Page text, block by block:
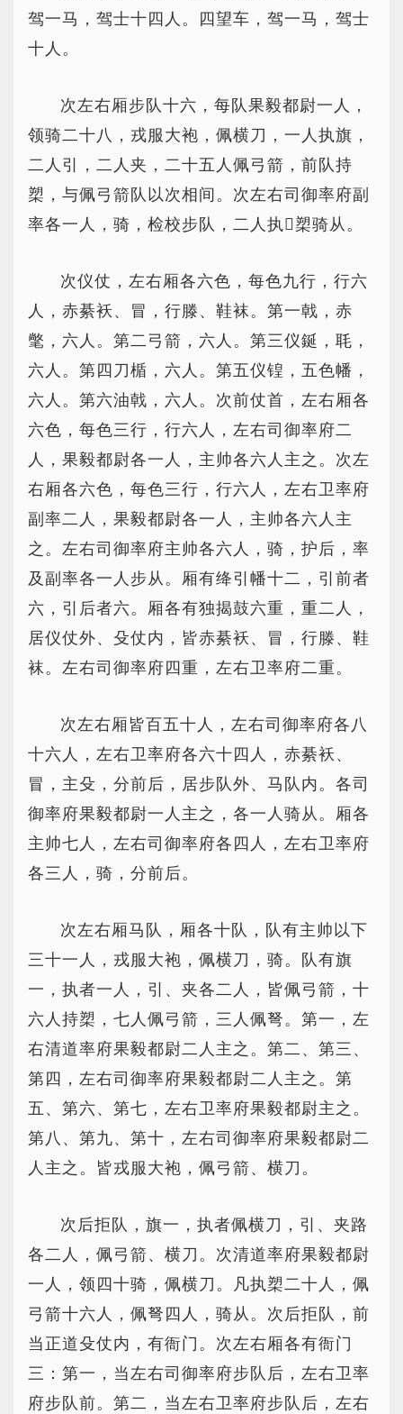
驾一马，驾士十四人。四望车，驾一马，驾士
十人。
次左右厢步队十六，每队果毅都尉一人，
领骑二十八，戎服大袍，佩横刀，一人执旗，
二人引，二人夹，二十五人佩弓箭，前队持
槊，与佩弓箭队以次相间。次左右司御率府副
率各一人，骑，检校步队，二人执槊骑从。
次仪仗，左右厢各六色，每色九行，行六
人，赤綦袄、冒，行滕、鞋袜。第一戟，赤
氅，六人。第二弓箭，六人。第三仪鋋，毦，
六人。第四刀楯，六人。第五仪锽，五色幡，
六人。第六油戟，六人。次前仗首，左右厢各
六色，每色三行，行六人，左右司御率府二
人，果毅都尉各一人，主帅各六人主之。次左
右厢各六色，每色三行，行六人，左右卫率府
副率二人，果毅都尉各一人，主帅各六人主
之。左右司御率府主帅各六人，骑，护后，率
及副率各一人步从。厢有绛引幡十二，引前者
六，引后者六。厢各有独揭鼓六重，重二人，
居仪仗外、殳仗内，皆赤綦袄、冒，行滕、鞋
袜。左右司御率府四重，左右卫率府二重。
次左右厢皆百五十人，左右司御率府各八
十六人，左右卫率府各六十四人，赤綦袄、
冒，主殳，分前后，居步队外、马队内。各司
御率府果毅都尉一人主之，各一人骑从。厢各
主帅七人，左右司御率府各四人，左右卫率府
各三人，骑，分前后。
次左右厢马队，厢各十队，队有主帅以下
三十一人，戎服大袍，佩横刀，骑。队有旗
一，执者一人，引、夹各二人，皆佩弓箭，十
六人持槊，七人佩弓箭，三人佩弩。第一，左
右清道率府果毅都尉二人主之。第二、第三、
第四，左右司御率府果毅都尉二人主之。第
五、第六、第七，左右卫率府果毅都尉主之。
第八、第九、第十，左右司御率府果毅都尉二
人主之。皆戎服大袍，佩弓箭、横刀。
次后拒队，旗一，执者佩横刀，引、夹路
各二人，佩弓箭、横刀。次清道率府果毅都尉
一人，领四十骑，佩横刀。凡执槊二十人，佩
弓箭十六人，佩弩四人，骑从。次后拒队，前
当正道殳仗内，有衙门。次左右厢各有衙门
三：第一，当左右司御率府步队后，左右卫率
府步队前。第二，当左右卫率府步队后，左右